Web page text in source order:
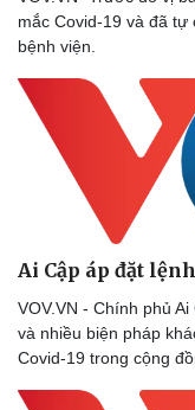
mắc Covid-19 và đã
bệnh viện.
Ai Cập áp đặt
VOV.VN - Chính phủ
và nhiều biện pháp
Covid-19 trong cộng